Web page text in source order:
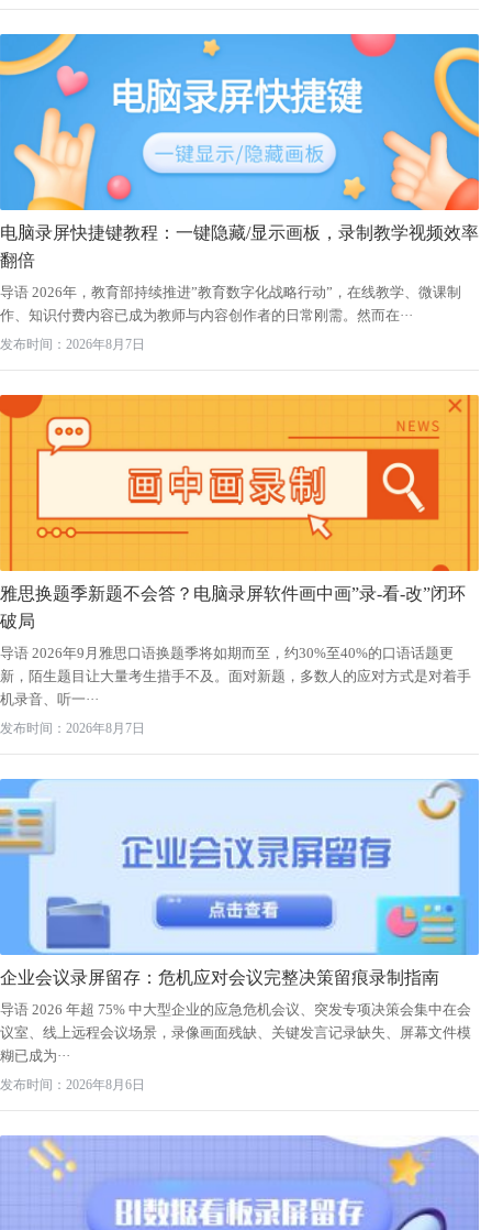
电脑录屏快捷键教程：一键隐藏/显示画板，录制教学视频效率
翻倍
导语 2026年，教育部持续推进”教育数字化战略行动”，在线教学、微课制
作、知识付费内容已成为教师与内容创作者的日常刚需。然而在···
发布时间：2026年8月7日
雅思换题季新题不会答？电脑录屏软件画中画”录-看-改”闭环
破局
导语 2026年9月雅思口语换题季将如期而至，约30%至40%的口语话题更
新，陌生题目让大量考生措手不及。面对新题，多数人的应对方式是对着手
机录音、听一···
发布时间：2026年8月7日
企业会议录屏留存：危机应对会议完整决策留痕录制指南
导语 2026 年超 75% 中大型企业的应急危机会议、突发专项决策会集中在会
议室、线上远程会议场景，录像画面残缺、关键发言记录缺失、屏幕文件模
糊已成为···
发布时间：2026年8月6日